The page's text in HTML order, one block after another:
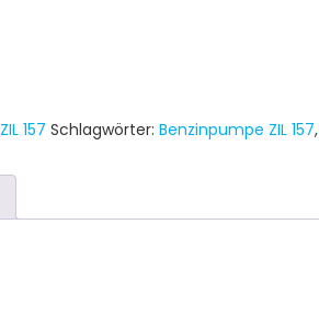
ZIL 157 Schlagwörter: Benzinpumpe ZIL 157,